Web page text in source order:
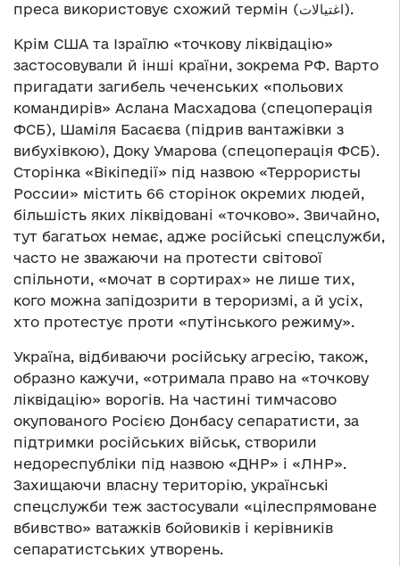
преса використовує схожий термін (اغتيالات).
Крім США та Ізраїлю «точкову ліквідацію»
застосовували й інші країни, зокрема РФ. Варто
пригадати загибель чеченських «польових
командирів» Аслана Масхадова (спецоперація
ФСБ), Шаміля Басаєва (підрив вантажівки з
вибухівкою), Доку Умарова (спецоперація ФСБ).
Сторінка «Вікіпедії» під назвою «Террористы
России» містить 66 сторінок окремих людей,
більшість яких ліквідовані «точково». Звичайно,
тут багатьох немає, адже російські спецслужби,
часто не зважаючи на протести світової
спільноти, «мочат в сортирах» не лише тих,
кого можна запідозрити в тероризмі, а й усіх,
хто протестує проти «путінського режиму».
Україна, відбиваючи російську агресію, також,
образно кажучи, «отримала право на «точкову
ліквідацію» ворогів. На частині тимчасово
окупованого Росією Донбасу сепаратисти, за
підтримки російських військ, створили
недореспубліки під назвою «ДНР» і «ЛНР».
Захищаючи власну територію, українські
спецслужби теж застосували «цілеспрямоване
вбивство» ватажків бойовиків і керівників
сепаратистських утворень.